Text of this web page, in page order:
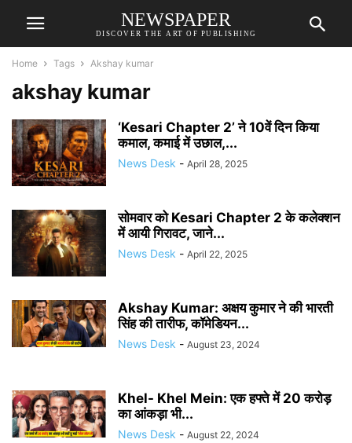
NEWSPAPER
DISCOVER THE ART OF PUBLISHING
Home Tags Akshay kumar
akshay kumar
‘Kesari Chapter 2’ ने 10वें दिन किया
कमाल, कमाई में उछाल,...
News Desk - April 28, 2025
सोमवार को Kesari Chapter 2 के कलेक्शन
में आयी गिरावट, जाने...
News Desk - April 22, 2025
Akshay Kumar: अक्षय कुमार ने की भारती
सिंह की तारीफ, कॉमेडियन...
News Desk - August 23, 2024
Khel- Khel Mein: एक हफ्ते में 20 करोड़
का आंकड़ा भी...
News Desk - August 22, 2024